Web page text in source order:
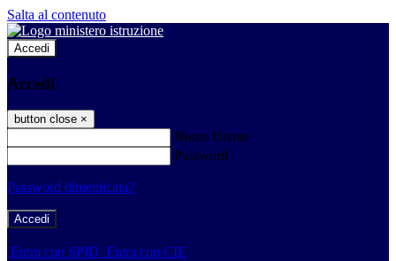
Salta al contenuto
Accedi
Accedi
button close ×
Nome Utente
Password
Password dimenticata?
-
Entra con SPID Entra con CIE